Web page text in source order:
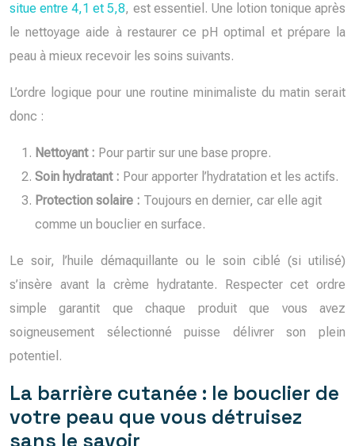
situe entre 4,1 et 5,8, est essentiel. Une lotion tonique après
le nettoyage aide à restaurer ce pH optimal et prépare la
peau à mieux recevoir les soins suivants.
L’ordre logique pour une routine minimaliste du matin serait
donc :
Nettoyant : Pour partir sur une base propre.
Soin hydratant : Pour apporter l’hydratation et les actifs.
Protection solaire : Toujours en dernier, car elle agit
comme un bouclier en surface.
Le soir, l’huile démaquillante ou le soin ciblé (si utilisé)
s’insère avant la crème hydratante. Respecter cet ordre
simple garantit que chaque produit que vous avez
soigneusement sélectionné puisse délivrer son plein
potentiel.
La barrière cutanée : le bouclier de
votre peau que vous détruisez
sans le savoir